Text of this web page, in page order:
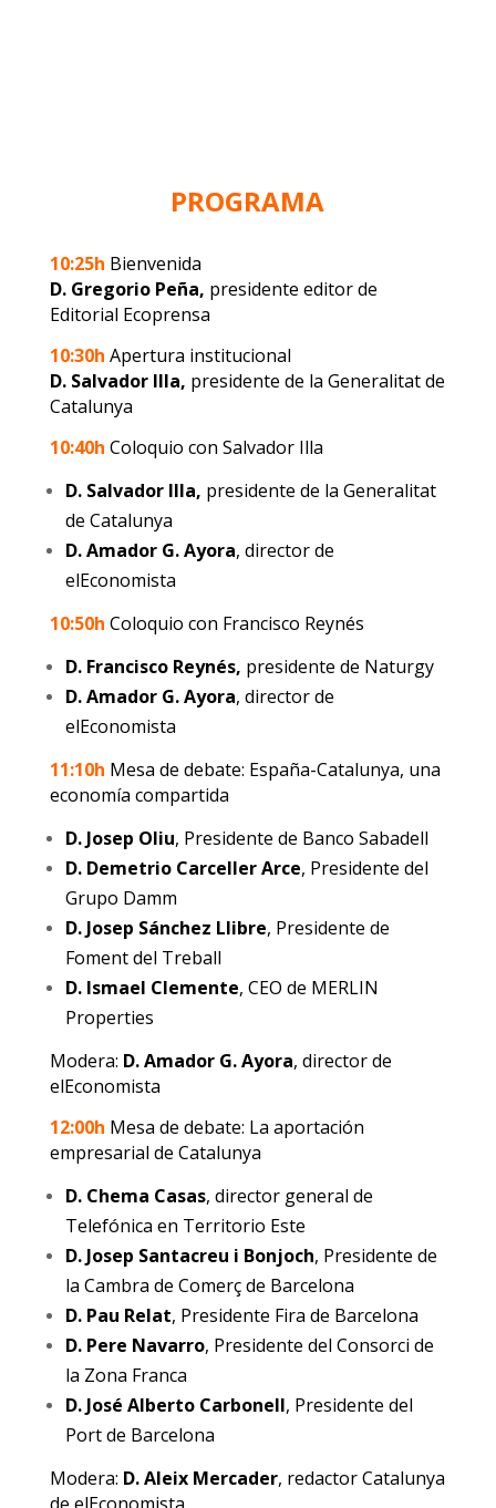
PROGRAMA
10:25h Bienvenida
D. Gregorio Peña, presidente editor de
Editorial Ecoprensa
10:30h Apertura institucional
D. Salvador Illa, presidente de la Generalitat de
Catalunya
10:40h Coloquio con Salvador Illa
D. Salvador Illa, presidente de la Generalitat
de Catalunya
D. Amador G. Ayora, director de
elEconomista
10:50h Coloquio con Francisco Reynés
D. Francisco Reynés, presidente de Naturgy
D. Amador G. Ayora, director de
elEconomista
11:10h Mesa de debate: España-Catalunya, una
economía compartida
D. Josep Oliu, Presidente de Banco Sabadell
D. Demetrio Carceller Arce, Presidente del
Grupo Damm
D. Josep Sánchez Llibre, Presidente de
Foment del Treball
D. Ismael Clemente, CEO de MERLIN
Properties
Modera: D. Amador G. Ayora, director de
elEconomista
12:00h Mesa de debate: La aportación
empresarial de Catalunya
D. Chema Casas, director general de
Telefónica en Territorio Este
D. Josep Santacreu i Bonjoch, Presidente de
la Cambra de Comerç de Barcelona
D. Pau Relat, Presidente Fira de Barcelona
D. Pere Navarro, Presidente del Consorci de
la Zona Franca
D. José Alberto Carbonell, Presidente del
Port de Barcelona
Modera: D. Aleix Mercader, redactor Catalunya